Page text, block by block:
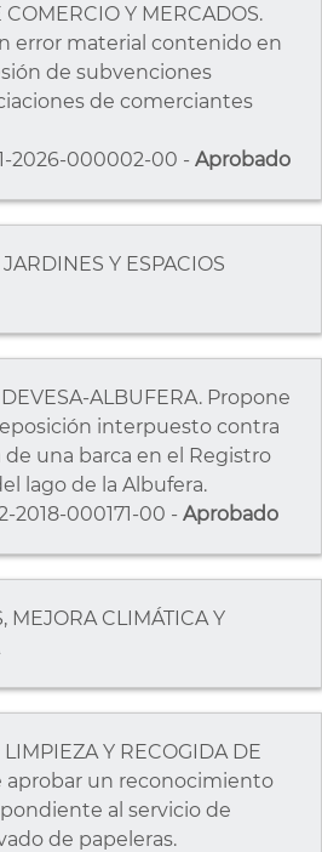
Y MERCADOS.
error material contenido en
de subvenciones
de comerciantes
2026-000002-00 - Aprobado
Y ESPACIOS
ALBUFERA. Propone
interpuesto contra
de una barca en el Registro
lago de la Albufera.
2018-000171-00 - Aprobado
MEJORA CLIMÁTICA Y
Y RECOGIDA DE
aprobar un reconocimiento
al servicio de
de papeleras.